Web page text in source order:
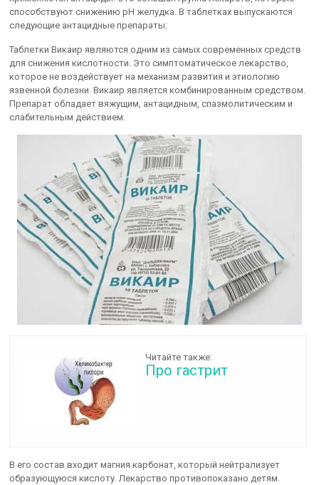
способствуют снижению pH желудка. В таблетках выпускаются
следующие антацидные препараты:
Таблетки Викаир являются одним из самых современных средств
для снижения кислотности. Это симптоматическое лекарство,
которое не воздействует на механизм развития и этиологию
язвенной болезни. Викаир является комбинированным средством.
Препарат обладает вяжущим, антацидным, спазмолитическим и
слабительным действием.
Читайте также:
Про гастрит
В его состав входит магния карбонат, который нейтрализует
образующуюся кислоту. Лекарство противопоказано детям.